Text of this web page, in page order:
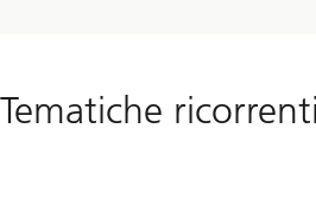
Tematiche